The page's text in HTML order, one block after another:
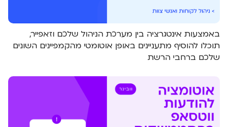
באמצעות אינטגרציה בין מערכת הניהול שלכם וזאפייר,
תוכלו להוסיף מתעניינים באופן אוטומטי מהקמפיינים השונים
שלכם ברחבי הרשת